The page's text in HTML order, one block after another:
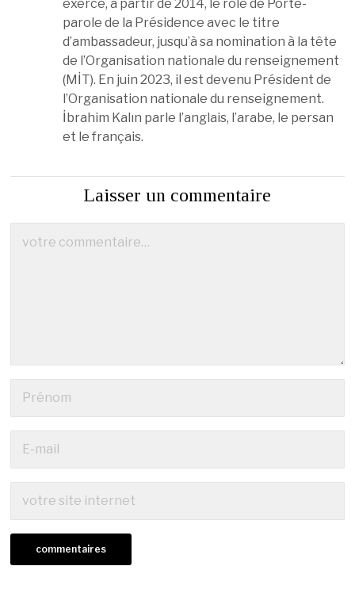
exercé, à partir de 2014, le rôle de Porte-
parole de la Présidence avec le titre
d’ambassadeur, jusqu’à sa nomination à la tête
de l’Organisation nationale du renseignement
(MİT). En juin 2023, il est devenu Président de
l’Organisation nationale du renseignement.
İbrahim Kalın parle l’anglais, l’arabe, le persan
et le français.
Laisser un commentaire